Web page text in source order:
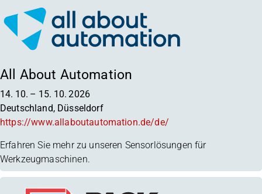
All About Automation
14. 10. – 15. 10. 2026
Deutschland, Düsseldorf
https://www.allaboutautomation.de/de/
Erfahren Sie mehr zu unseren Sensorlösungen für
Werkzeugmaschinen.